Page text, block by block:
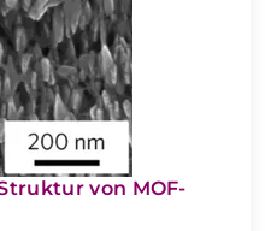
von MOF-